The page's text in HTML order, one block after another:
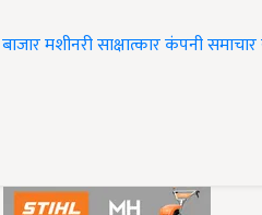
बाजारमशीनरीसाक्षात्कारकंपनी समाचार